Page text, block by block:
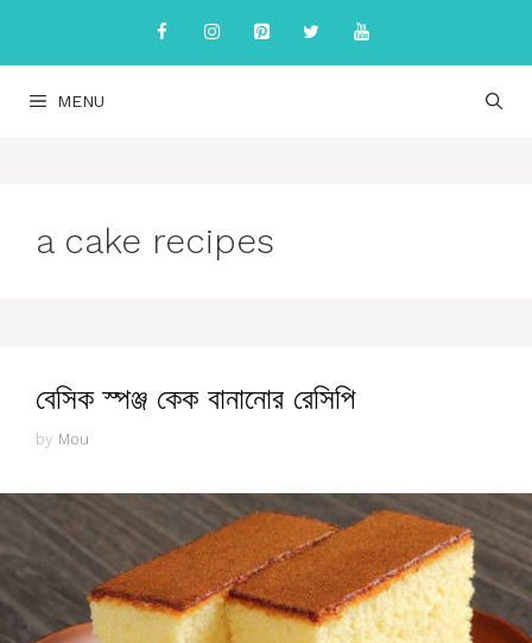
content
MENU
a cake recipes
বেসিক স্পঞ্জ কেক বানানোর রেসিপি
by Mou